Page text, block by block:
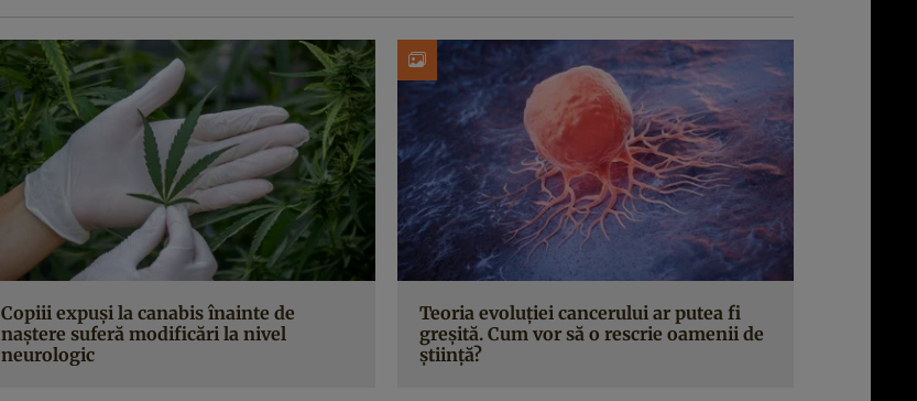
Copiii expuși la canabis înainte de
naștere suferă modificări la nivel
neurologic
Teoria evoluției cancerului ar putea fi
greșită. Cum vor să o rescrie oamenii de
știință?